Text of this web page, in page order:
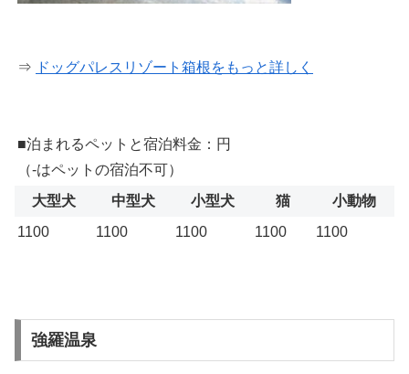
⇒ ドッグパレスリゾート箱根をもっと詳しく
■泊まれるペットと宿泊料金：円
（-はペットの宿泊不可）
大型犬
中型犬 小型犬 猫
小動物
1100
1100 1100 1100 1100
強羅温泉